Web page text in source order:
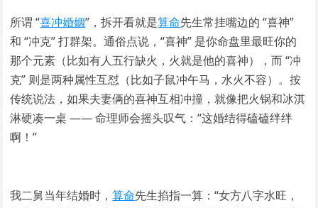
所谓 “喜冲婚姻”，拆开看就是算命先生常挂嘴边的 “喜神”
和 “冲克” 打群架。通俗点说，“喜神” 是你命盘里最旺你的
那个元素（比如有人五行缺火，火就是他的喜神），而 “冲
克” 则是两种属性互怼（比如子鼠冲午马，水火不容）。按
传统说法，如果夫妻俩的喜神互相冲撞，就像把火锅和冰淇
淋硬凑一桌 —— 命理师会摇头叹气：“这婚结得磕磕绊绊
啊！”
我二舅当年结婚时，算命先生掐指一算：“女方八字水旺，